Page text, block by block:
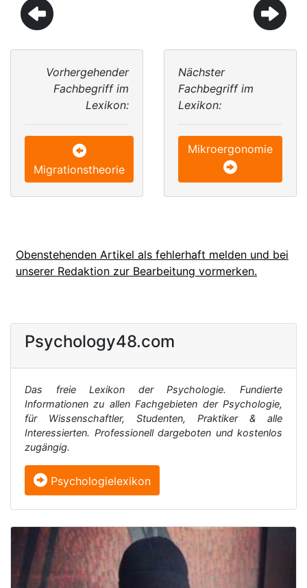
Vorhergehender
Fachbegriff im
Lexikon:
Migrationstheorie
Nächster
Fachbegriff im
Lexikon:
Mikroergonomie
Obenstehenden Artikel als fehlerhaft melden und bei
unserer Redaktion zur Bearbeitung vormerken.
Psychology48.com
Das freie Lexikon der Psychologie. Fundierte
Informationen zu allen Fachgebieten der Psychologie,
für Wissenschaftler, Studenten, Praktiker & alle
Interessierten. Professionell dargeboten und kostenlos
zugängig.
Psychologielexikon